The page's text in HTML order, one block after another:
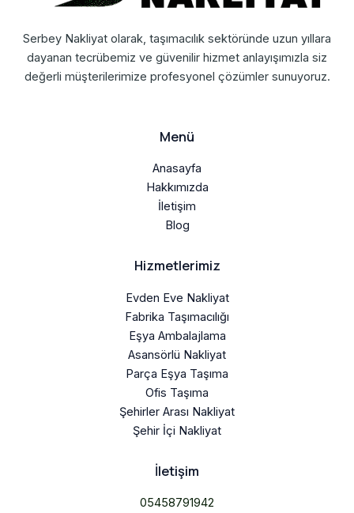
Serbey Nakliyat olarak, taşımacılık sektöründe uzun yıllara
dayanan tecrübemiz ve güvenilir hizmet anlayışımızla siz
değerli müşterilerimize profesyonel çözümler sunuyoruz.
Menü
Anasayfa
Hakkımızda
İletişim
Blog
Hizmetlerimiz
Evden Eve Nakliyat
Fabrika Taşımacılığı
Eşya Ambalajlama
Asansörlü Nakliyat
Parça Eşya Taşıma
Ofis Taşıma
Şehirler Arası Nakliyat
Şehir İçi Nakliyat
İletişim
05458791942